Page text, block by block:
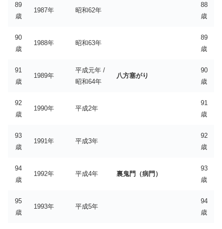
89
歳
1987年 昭和62年
88
歳
90
歳
1988年 昭和63年
89
歳
91
歳
1989年
平成元年 /
昭和64年
八方塞がり
90
歳
92
歳
1990年 平成2年
91
歳
93
歳
1991年 平成3年
92
歳
94
歳
1992年 平成4年 裏鬼門（病門）
93
歳
95
歳
1993年 平成5年
94
歳